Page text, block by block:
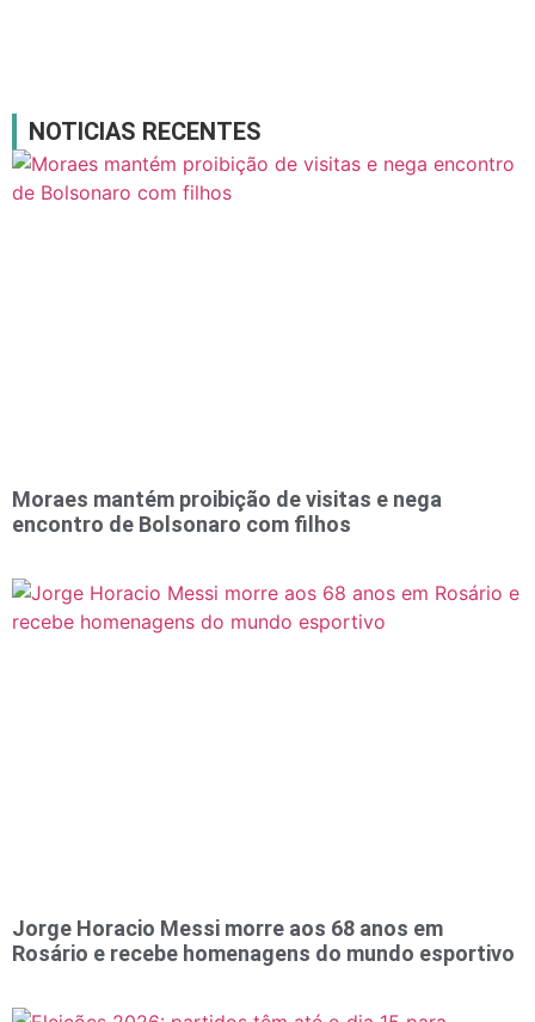
NOTICIAS RECENTES
Moraes mantém proibição de visitas e nega
encontro de Bolsonaro com filhos
Jorge Horacio Messi morre aos 68 anos em
Rosário e recebe homenagens do mundo esportivo